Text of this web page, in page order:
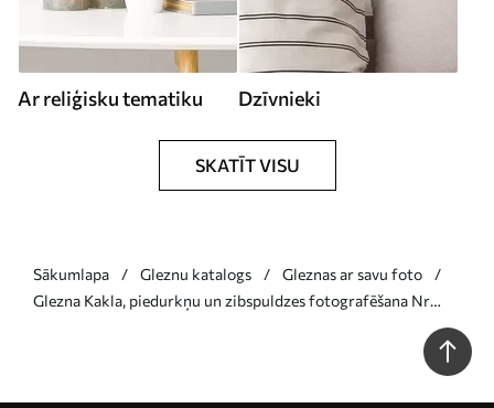
Ar reliģisku tematiku Dzīvnieki
SKATĪT VISU
Sākumlapa Gleznu katalogs
Gleznas ar savu foto
Glezna Kakla, piedurkņu un zibspuldzes fotografēšana Nr